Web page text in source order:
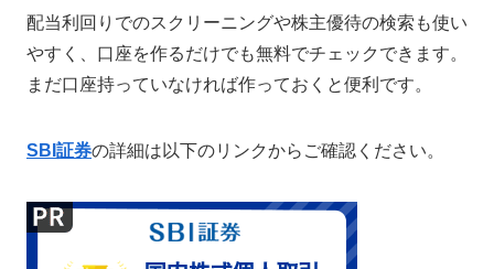
配当利回りでのスクリーニングや株主優待の検索も使い
やすく、口座を作るだけでも無料でチェックできます。
まだ口座持っていなければ作っておくと便利です。
SBI証券の詳細は以下のリンクからご確認ください。